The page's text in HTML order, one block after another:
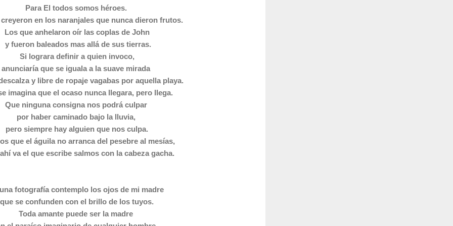
Para El todos somos héroes.
en los naranjales que nunca dieron frutos.
Los que anhelaron oír las coplas de John
y fueron baleados mas allá de sus tierras.
Si lograra definir a quien invoco,
anunciaría que se iguala a la suave mirada
y libre de ropaje vagabas por aquella playa.
imagina que el ocaso nunca llegara, pero llega.
Que ninguna consigna nos podrá culpar
por haber caminado bajo la lluvia,
pero siempre hay alguien que nos culpa.
que el águila no arranca del pesebre al mesías,
va el que escribe salmos con la cabeza gacha.
fotografía contemplo los ojos de mi madre
que se confunden con el brillo de los tuyos.
Toda amante puede ser la madre